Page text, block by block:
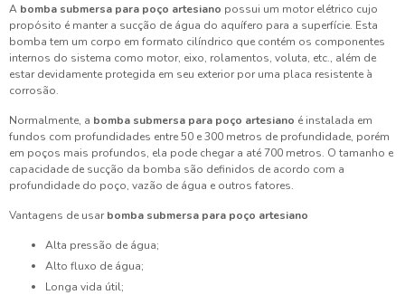
A bomba submersa para poço artesiano possui um motor elétrico cujo
propósito é manter a sucção de água do aquífero para a superfície. Esta
bomba tem um corpo em formato cilíndrico que contém os componentes
internos do sistema como motor, eixo, rolamentos, voluta, etc., além de
estar devidamente protegida em seu exterior por uma placa resistente à
corrosão.
Normalmente, a bomba submersa para poço artesiano é instalada em
fundos com profundidades entre 50 e 300 metros de profundidade, porém
em poços mais profundos, ela pode chegar a até 700 metros. O tamanho e
capacidade de sucção da bomba são definidos de acordo com a
profundidade do poço, vazão de água e outros fatores.
Vantagens de usarbomba submersa para poço artesiano
Alta pressão de água;
Alto fluxo de água;
Longa vida útil;